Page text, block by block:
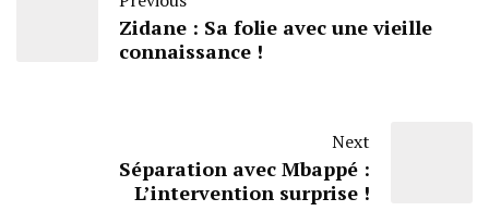
Zidane : Sa folie avec une vieille
connaissance !
Next
Séparation avec Mbappé :
L’intervention surprise !